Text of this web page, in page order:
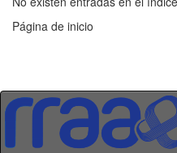
Página de inicio